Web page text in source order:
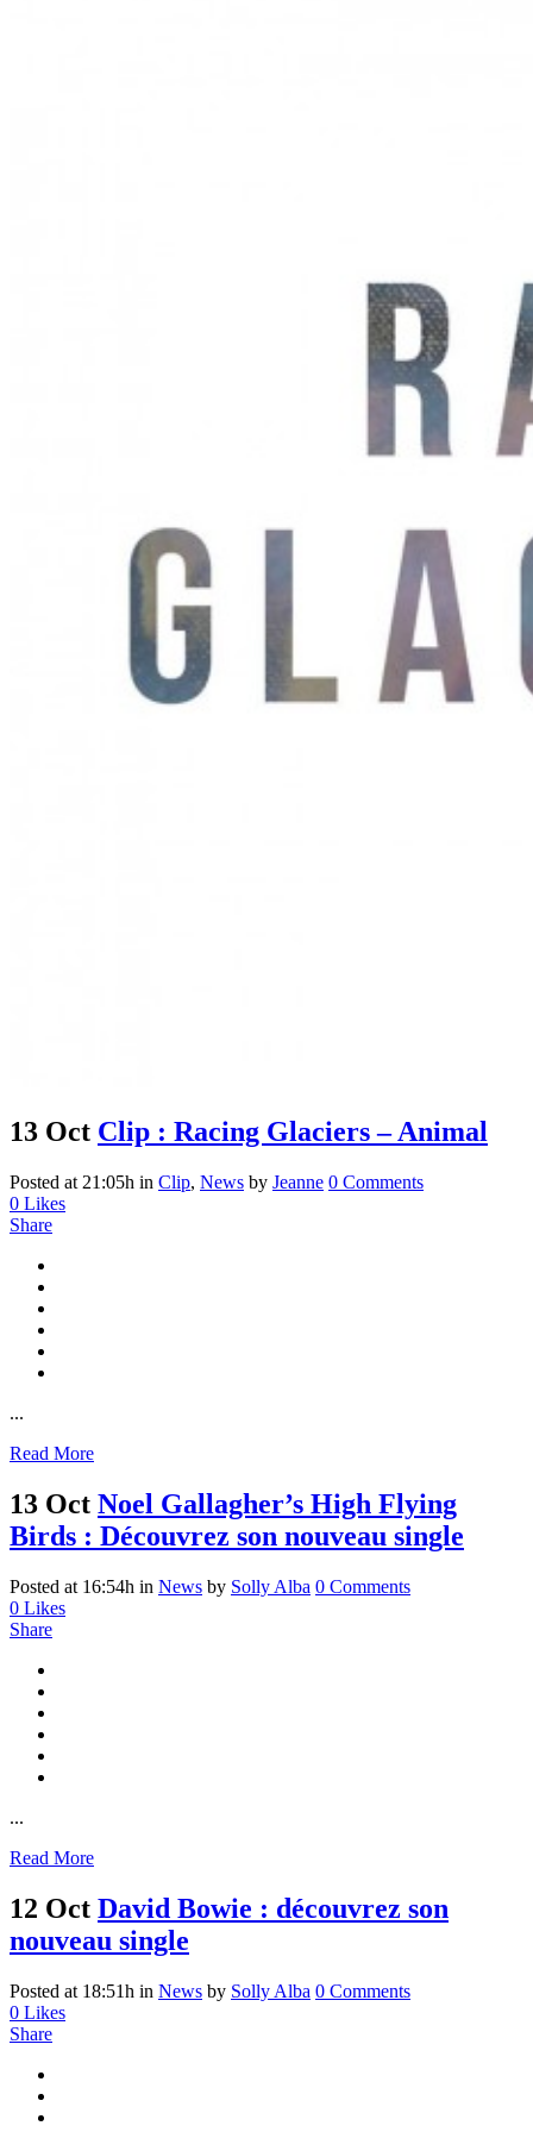
13 Oct Clip : Racing Glaciers – Animal
Posted at 21:05h in Clip, News by Jeanne 0 Comments
0 Likes
Share
...
Read More
13 Oct Noel Gallagher’s High Flying
Birds : Découvrez son nouveau single
Posted at 16:54h in News by Solly Alba 0 Comments
0 Likes
Share
...
Read More
12 Oct David Bowie : découvrez son
nouveau single
Posted at 18:51h in News by Solly Alba 0 Comments
0 Likes
Share